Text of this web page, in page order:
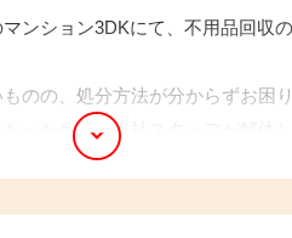
ンション3DKにて、不用品回収
のの、処分方法が分からずお困
ったため、当社スタッフが解体し
っきりとしたお部屋をご覧になり